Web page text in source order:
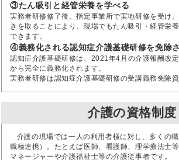
③たん吸引と経管栄養を学べる
実務者研修修了後、指定事業所で実地研修を受け
きを取ることにより、現場でもたん吸引・経管栄
できます。
④義務化される認知症介護基礎研修を免除
認知症介護基礎研修は、2021年4月の介護報酬改
から完全に義務化されます。
実務者研修は認知症介護基礎研修の受講義務免除資
介護の資格制度
介護の現場では一人の利用者様に対し、多くの
職種連携）。たとえば医師、看護師、理学療法士
マネージャーや介護福祉士等の介護従事者です。